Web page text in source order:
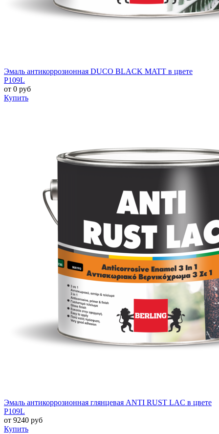
Эмаль антикоррозионная DUCO BLACK MATT в цвете
P109L
от 0 руб
Купить
Эмаль антикоррозионная глянцевая ANTI RUST LAC в цвете
P109L
от 9240 руб
Купить